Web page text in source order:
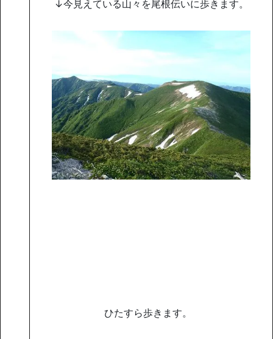
↓今見えている山々を尾根伝いに歩きます。
ひたすら歩きます。